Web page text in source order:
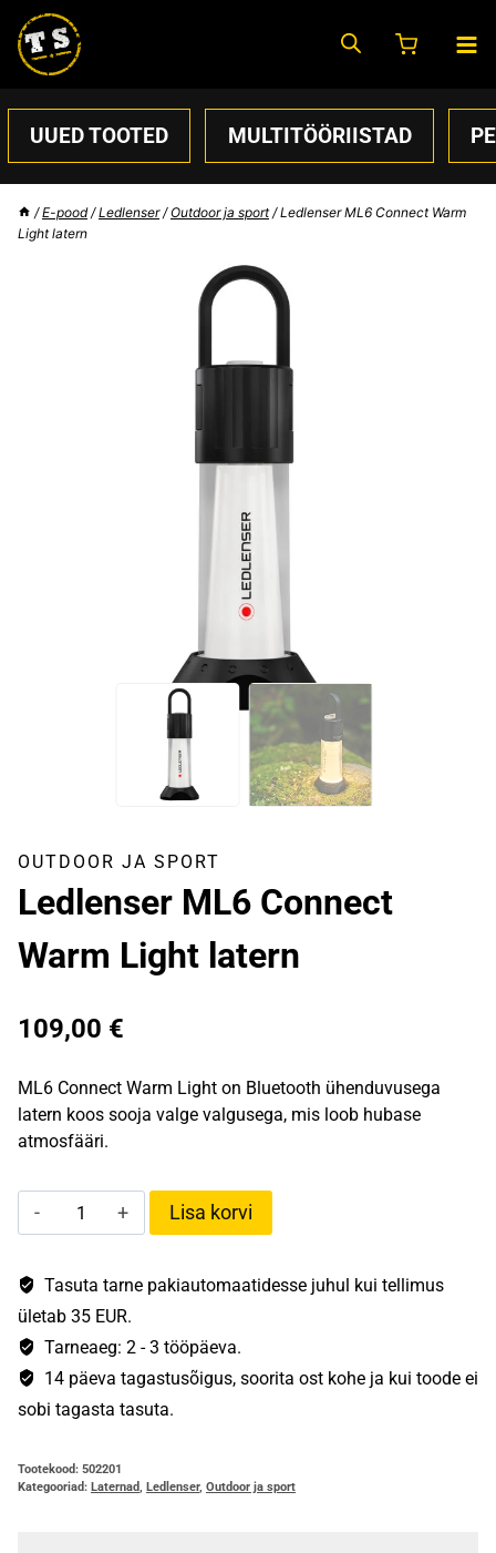
content
UUED TOOTED MULTITÖÖRIISTAD
/ E-pood / Ledlenser / Outdoor ja sport / Ledlenser ML6 Connect Warm
Light latern
OUTDOOR JA SPORT
Ledlenser ML6 Connect
Warm Light latern
109,00 €
ML6 Connect Warm Light on Bluetooth ühenduvusega
latern koos sooja valge valgusega, mis loob hubase
atmosfääri.
Ledlenser
ML6
Warm
Light
Lisa korvi
Tasuta tarne pakiautomaatidesse juhul kui tellimus
ületab 35 EUR.
Tarneaeg: 2 - 3 tööpäeva.
14 päeva tagastusõigus, soorita ost kohe ja kui toode ei
sobi tagasta tasuta.
Tootekood: 502201
Kategooriad: Laternad, Ledlenser, Outdoor ja sport